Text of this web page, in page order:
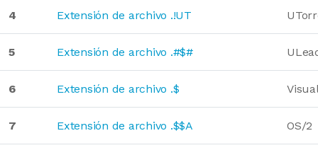
4 Extensión de archivo .!UT
5 Extensión de archivo .#$#
6 Extensión de archivo .$
7 Extensión de archivo .$$A OS/2